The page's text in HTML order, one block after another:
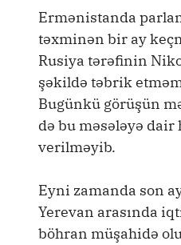
Ermənistanda
təxminən bir ay
Rusiya tərəfinin
şəkildə təbrik
Bugünkü görüşün
də bu məsələyə dair
verilməyib.
Eyni zamanda son
Yerevan arasında
böhran müşahidə